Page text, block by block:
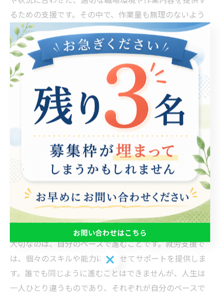
るための支援です。その中で、作業量も無理のないよう
に工夫することが重要です。作業量が過剰だと、作業の
質が低下し、肉体的・精神的な負担が大きくなってしま
います。また、過剰な作業量は、個人のモチベーション
や自己肯定感にも悪影響を与えます。逆に、作業量が少
なすぎると、充実感や達成感を得られず、自己肯定感の
低下につながります。無理のない作業量は、個人の能力
や状況に合わせ、十分なやりがいや達成感を感じられる
ように設定することが必要です。就労支援の専門家が、
慎重に評価し、適切な作業量を設定することで、個人の
能力を最大限に活かし、就労を通じた自己実現・社会参
加を促進することが可能となります。
自分のペースで進められる
大切なのは、自分のペースで進むことです。就労支援で
は、個々のスキルや能力に合わせてサポートを提供しま
す。誰でも同じように進むことはできませんが、人生は
一人ひとり違うものであり、それぞれが自分のペースで
お問い合わせはこちら
お問い合わせはこちら